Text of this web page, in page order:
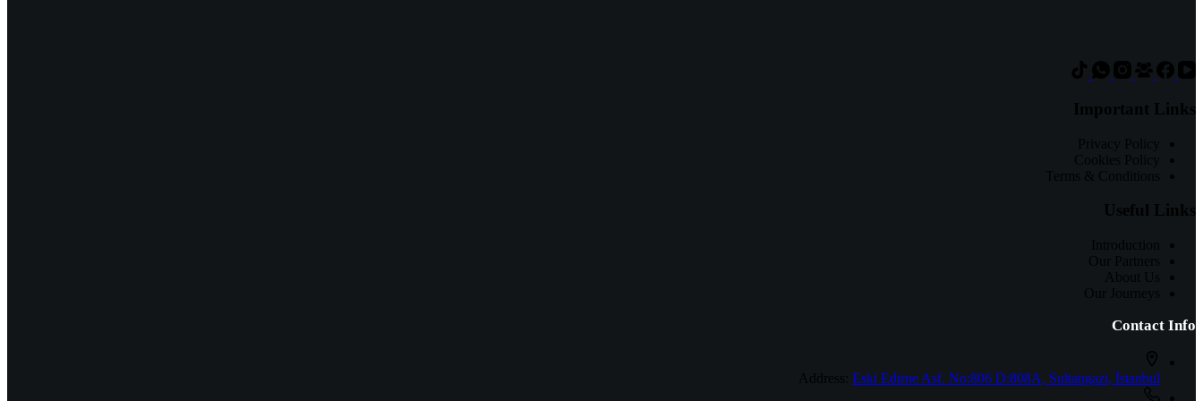
Important Links
Privacy Policy
Cookies Policy
Terms & Conditions
Useful Links
Introduction
Our Partners
About Us
Our Journeys
Contact Info
Address: Eski Edirne Asf. No:806 D:808A, Sultangazi, İstanbul